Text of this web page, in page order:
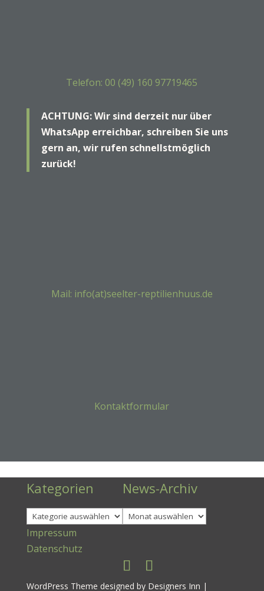
Telefon: 00 (49) 160 97719465
ACHTUNG: Wir sind derzeit nur über
WhatsApp erreichbar, schreiben Sie uns
gern an, wir rufen schnellstmöglich
zurück!
Mail: info(at)seelter-reptilienhuus.de
Kontaktformular
Kategorien
Kategorien
News-Archiv
Archiv
Impressum
Datenschutz
WordPress Theme designed by Designers Inn |